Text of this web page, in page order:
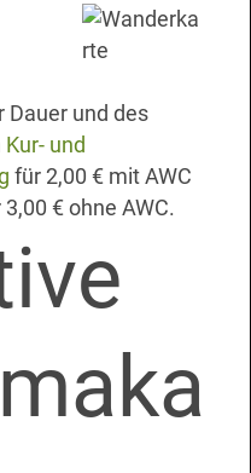
Dauer und des
Kur- und
für 2,00 € mit AWC
€ ohne AWC.